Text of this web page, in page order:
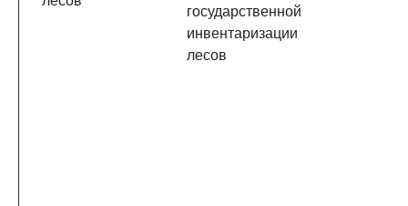
государственной
инвентаризации
лесов